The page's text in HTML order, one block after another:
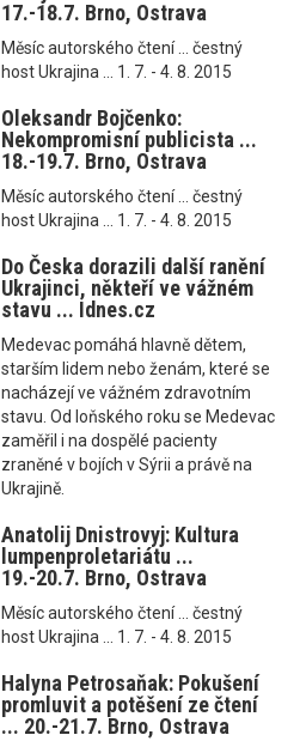
17.-18.7. Brno, Ostrava
Měsíc autorského čtení ... čestný
host Ukrajina ... 1. 7. - 4. 8. 2015
Oleksandr Bojčenko:
Nekompromisní publicista ...
18.-19.7. Brno, Ostrava
Měsíc autorského čtení ... čestný
host Ukrajina ... 1. 7. - 4. 8. 2015
Do Česka dorazili další ranění
Ukrajinci, někteří ve vážném
stavu ... Idnes.cz
Medevac pomáhá hlavně dětem,
starším lidem nebo ženám, které se
nacházejí ve vážném zdravotním
stavu. Od loňského roku se Medevac
zaměřil i na dospělé pacienty
zraněné v bojích v Sýrii a právě na
Ukrajině.
Anatolij Dnistrovyj: Kultura
lumpenproletariátu ...
19.-20.7. Brno, Ostrava
Měsíc autorského čtení ... čestný
host Ukrajina ... 1. 7. - 4. 8. 2015
Halyna Petrosaňak: Pokušení
promluvit a potěšení ze čtení
... 20.-21.7. Brno, Ostrava